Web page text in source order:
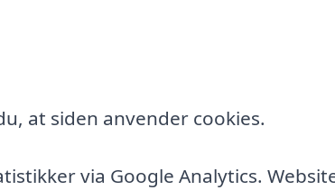
at siden anvender cookies.
via Google Analytics.